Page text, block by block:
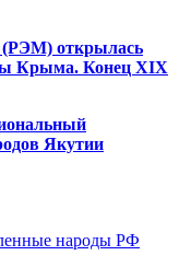
(РЭМ) открылась
Крыма. Конец XIX
Якутии
народы РФ